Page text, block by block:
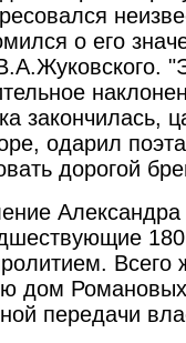
о его
закончилась,
одарил
дорогой
дом
передачи